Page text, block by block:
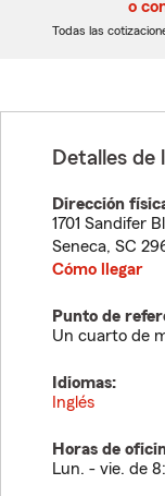
o
Todas las
Detalles de
Dirección
1701 Sandifer
Seneca, SC
Cómo llegar
Punto de
Un cuarto de
Idiomas:
Inglés
Horas de
Lun. - vie. de